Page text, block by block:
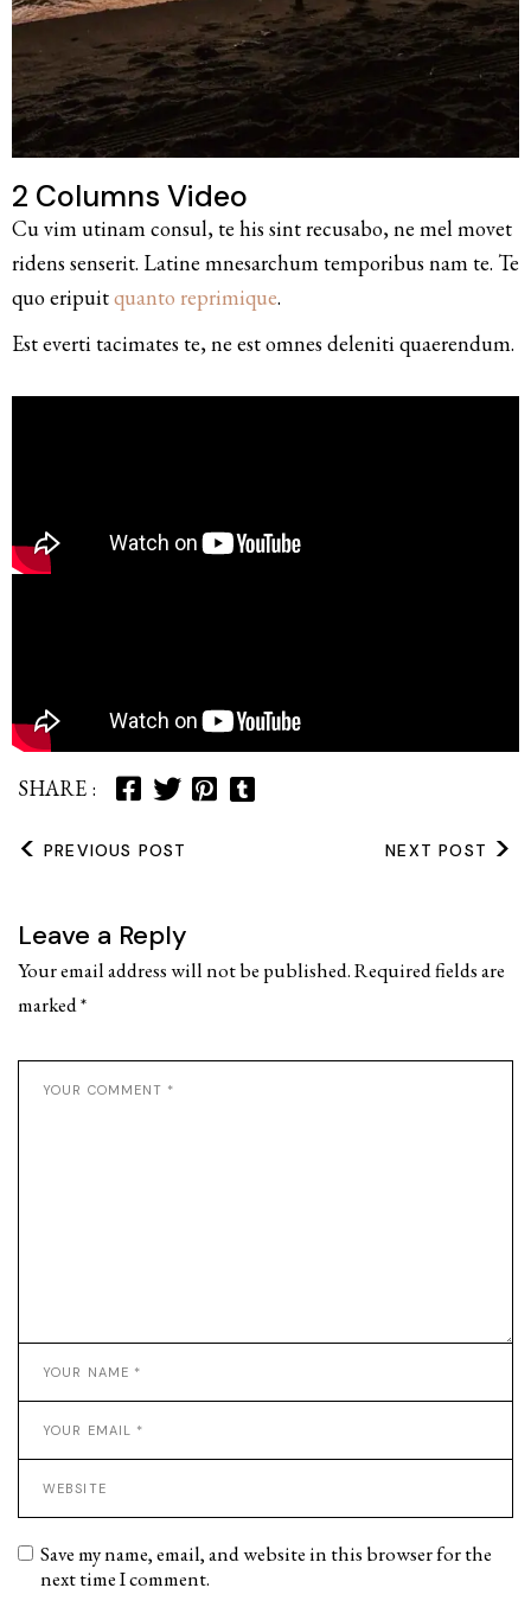
2 Columns Video
Cu vim utinam consul, te his sint recusabo, ne mel movet
ridens senserit. Latine mnesarchum temporibus nam te. Te
quo eripuitquanto reprimique.
Est everti tacimates te, ne est omnes deleniti quaerendum.
NEXT POST
PREVIOUS POST
Leave a Reply
Your email address will not be published.Required fields are
marked*
Save my name, email, and website in this browser for the
next time I comment.